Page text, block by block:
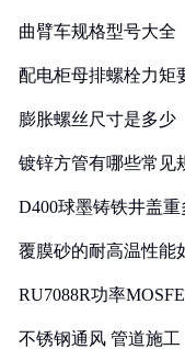
曲臂车规格型号大全
配电柜母排螺栓力矩
膨胀螺丝尺寸是多少
镀锌方管有哪些常见
D400球墨铸铁井盖重
覆膜砂的耐高温性能
RU7088R功率
不锈钢通风 管道施工